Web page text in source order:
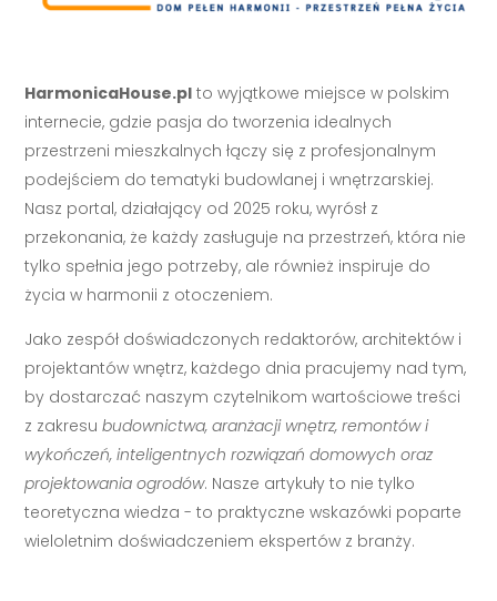
HarmonicaHouse.pl to wyjątkowe miejsce w polskim
internecie, gdzie pasja do tworzenia idealnych
przestrzeni mieszkalnych łączy się z profesjonalnym
podejściem do tematyki budowlanej i wnętrzarskiej.
Nasz portal, działający od 2025 roku, wyrósł z
przekonania, że każdy zasługuje na przestrzeń, która nie
tylko spełnia jego potrzeby, ale również inspiruje do
życia w harmonii z otoczeniem.
Jako zespół doświadczonych redaktorów, architektów i
projektantów wnętrz, każdego dnia pracujemy nad tym,
by dostarczać naszym czytelnikom wartościowe treści
z zakresubudownictwa, aranżacji wnętrz, remontów i
wykończeń, inteligentnych rozwiązań domowych oraz
projektowania ogrodów. Nasze artykuły to nie tylko
teoretyczna wiedza - to praktyczne wskazówki poparte
wieloletnim doświadczeniem ekspertów z branży.